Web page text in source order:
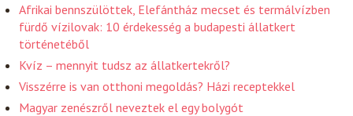
Afrikai bennszülöttek, Elefántház mecset és termálvízben
fürdő vízilovak: 10 érdekesség a budapesti állatkert
történetéből
Kvíz – mennyit tudsz az állatkertekről?
Visszérre is van otthoni megoldás? Házi receptekkel
Magyar zenészről neveztek el egy bolygót